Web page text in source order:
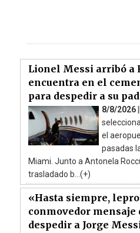
Lionel Messi arribó a
encuentra en el
para despedir a su
8/8/2026 ||
el
pasadas
Miami. Junto a Antonela
trasladado b...(+)
«Hasta siempre,
conmovedor mensaje
despedir a Jorge